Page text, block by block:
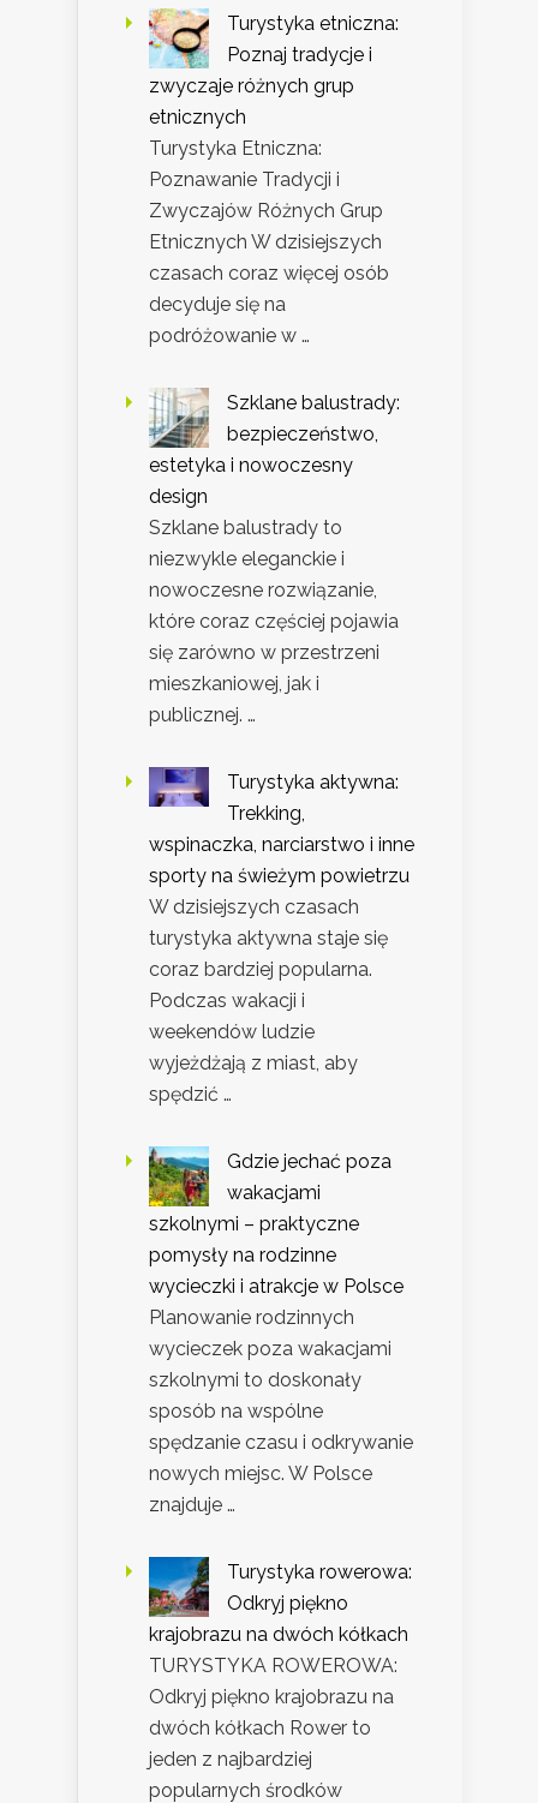
Turystyka etniczna:
Poznaj tradycje i
zwyczaje różnych grup
etnicznych
Turystyka Etniczna:
Poznawanie Tradycji i
Zwyczajów Różnych Grup
Etnicznych W dzisiejszych
czasach coraz więcej osób
decyduje się na
podróżowanie w …
Szklane balustrady:
bezpieczeństwo,
estetyka i nowoczesny
design
Szklane balustrady to
niezwykle eleganckie i
nowoczesne rozwiązanie,
które coraz częściej pojawia
się zarówno w przestrzeni
mieszkaniowej, jak i
publicznej. …
Turystyka aktywna:
Trekking,
wspinaczka, narciarstwo i inne
sporty na świeżym powietrzu
W dzisiejszych czasach
turystyka aktywna staje się
coraz bardziej popularna.
Podczas wakacji i
weekendów ludzie
wyjeżdżają z miast, aby
spędzić …
Gdzie jechać poza
wakacjami
szkolnymi – praktyczne
pomysły na rodzinne
wycieczki i atrakcje w Polsce
Planowanie rodzinnych
wycieczek poza wakacjami
szkolnymi to doskonały
sposób na wspólne
spędzanie czasu i odkrywanie
nowych miejsc. W Polsce
znajduje …
Turystyka rowerowa:
Odkryj piękno
krajobrazu na dwóch kółkach
TURYSTYKA ROWEROWA:
Odkryj piękno krajobrazu na
dwóch kółkach Rower to
jeden z najbardziej
popularnych środków